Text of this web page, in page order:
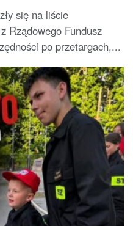
się na liście
Rządowego Fundusz
po przetargach,...